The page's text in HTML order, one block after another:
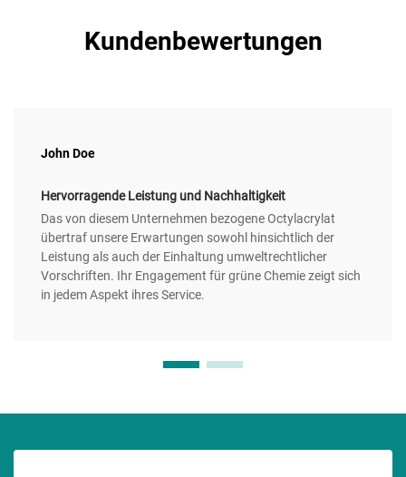
Kundenbewertungen
John Doe
Hervorragende Leistung und Nachhaltigkeit
Das von diesem Unternehmen bezogene Octylacrylat
übertraf unsere Erwartungen sowohl hinsichtlich der
Leistung als auch der Einhaltung umweltrechtlicher
Vorschriften. Ihr Engagement für grüne Chemie zeigt sich
in jedem Aspekt ihres Service.